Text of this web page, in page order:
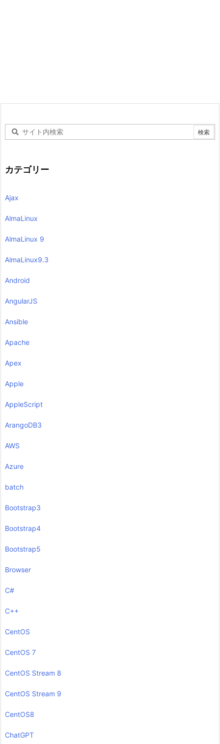
カテゴリー
Ajax
AlmaLinux
AlmaLinux 9
AlmaLinux9.3
Android
AngularJS
Ansible
Apache
Apex
Apple
AppleScript
ArangoDB3
AWS
Azure
batch
Bootstrap3
Bootstrap4
Bootstrap5
Browser
C#
C++
CentOS
CentOS 7
CentOS Stream 8
CentOS Stream 9
CentOS8
ChatGPT